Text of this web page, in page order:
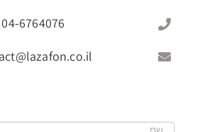
04-6764076